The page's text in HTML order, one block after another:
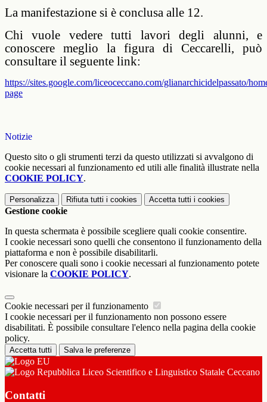
La manifestazione si è conclusa alle 12.
Chi vuole vedere tutti lavori degli alunni, e
conoscere meglio la figura di Ceccarelli, può
consultare il seguente link:
https://sites.google.com/liceoceccano.com/glianarchicidelpassato/
page
Notizie
Questo sito o gli strumenti terzi da questo utilizzati si avvalgono di
cookie necessari al funzionamento ed utili alle finalità illustrate nella
COOKIE POLICY.
Personalizza Rifiuta tutti i cookies Accetta tutti i cookies
Gestione cookie
In questa schermata è possibile scegliere quali cookie consentire.
I cookie necessari sono quelli che consentono il funzionamento della
piattaforma e non è possibile disabilitarli.
Per conoscere quali sono i cookie necessari al funzionamento potete
visionare la COOKIE POLICY.
Cookie necessari per il funzionamento
I cookie necessari per il funzionamento non possono essere
disabilitati. È possibile consultare l'elenco nella pagina della cookie
policy.
Accetta tutti Salva le preferenze
Liceo Scientifico e Linguistico Statale Ceccano
Contatti